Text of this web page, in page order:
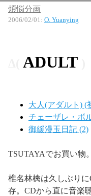
煩悩分画
2006/02/01: O. Yuanying
ADULT
大人(アダルト) (
チェーザレ・ボ
御緩漫玉日記 (2)
TSUTAYAでお買い物。
椎名林檎は久しぶり
存。CDから直に音楽